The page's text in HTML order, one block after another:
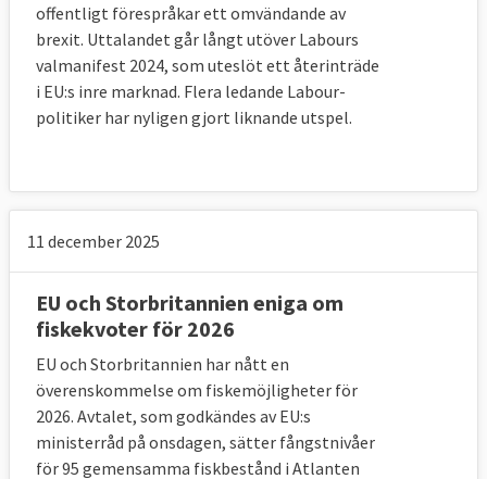
Övergångsperioden kan förlängas om båda
sidor så önskar. En förlängning, som måste
vara två år, kan dock bara ske en gång och
måste beslutas om innan första juli 2020.
Vid en eventuell förlängning måste
fortsätter få tillgång till den inre marknaden
och åtnjuta andra EU-fördelar.
Nordirland?
En nödlösning där hela Storbritannien
fortsätter i en tullunion med EU om man inte
lyckas hitta någon annan utväg.
Frågan om den känsliga situationen på
brittiska Nordirland har varit den kanske
offentligt förespråkar ett omvändande av
brexit. Uttalandet går långt utöver Labours
valmanifest 2024, som uteslöt ett återinträde
i EU:s inre marknad. Flera ledande Labour-
politiker har nyligen gjort liknande utspel.
11 december 2025
EU och Storbritannien eniga om
fiskekvoter för 2026
EU och Storbritannien har nått en
överenskommelse om fiskemöjligheter för
2026. Avtalet, som godkändes av EU:s
ministerråd på onsdagen, sätter fångstnivåer
för 95 gemensamma fiskbestånd i Atlanten